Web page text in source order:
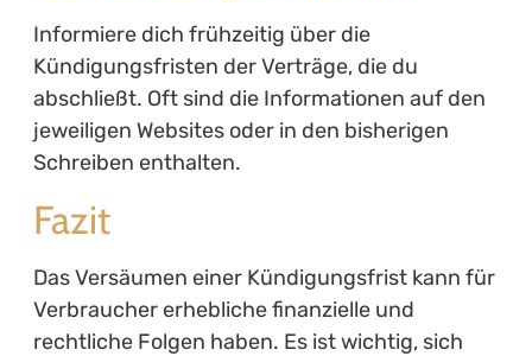
Informiere dich frühzeitig über die
Kündigungsfristen der Verträge, die du
abschließt. Oft sind die Informationen auf den
jeweiligen Websites oder in den bisherigen
Schreiben enthalten.
Fazit
Das Versäumen einer Kündigungsfrist kann für
Verbraucher erhebliche finanzielle und
rechtliche Folgen haben. Es ist wichtig, sich